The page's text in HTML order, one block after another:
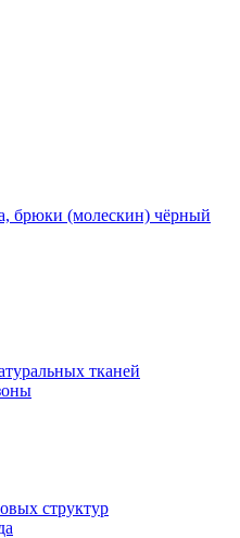
брюки (молескин) чёрный
тканей
структур